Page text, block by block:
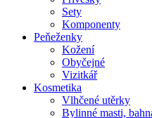
Sety
Komponenty
Peňeženky
Kožení
Obyčejné
Vizitkář
Kosmetika
Vlhčené utěrky
Bylinné masti,